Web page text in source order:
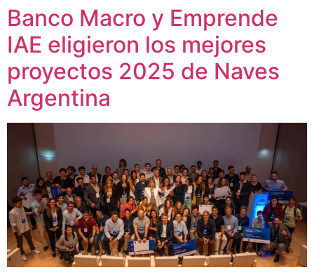
Banco Macro y Emprende
IAE eligieron los mejores
proyectos 2025 de Naves
Argentina